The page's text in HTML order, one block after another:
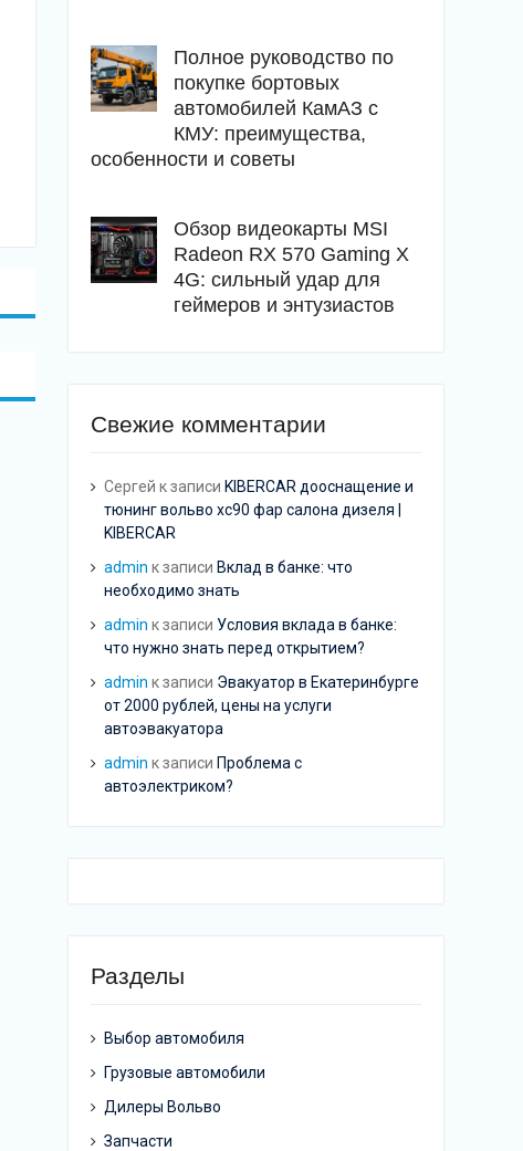
Полное руководство по
покупке бортовых
автомобилей КамАЗ с
КМУ: преимущества,
особенности и советы
Обзор видеокарты MSI
Radeon RX 570 Gaming X
4G: сильный удар для
геймеров и энтузиастов
Свежие комментарии
Сергей к записи KIBERCAR дооснащение и
тюнинг вольво хс90 фар салона дизеля |
KIBERCAR
admin к записи Вклад в банке: что
необходимо знать
admin к записи Условия вклада в банке:
что нужно знать перед открытием?
admin к записи Эвакуатор в Екатеринбурге
от 2000 рублей, цены на услуги
автоэвакуатора
admin к записи Проблема с
автоэлектриком?
Разделы
Выбор автомобиля
Грузовые автомобили
Дилеры Вольво
Запчасти